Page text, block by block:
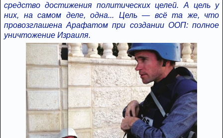
средство достижения политических целей. А цель у
них, на самом деле, одна... Цель — всё та же, что
провозглашена Арафатом при создании ООП: полное
уничтожение Израиля.